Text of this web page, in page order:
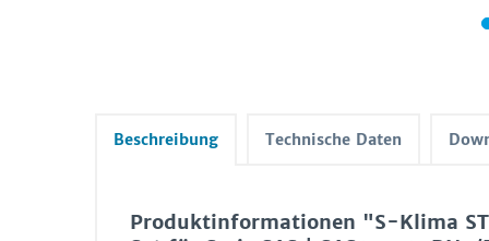
Beschreibung Technische Daten
Produktinformationen "S-Klima